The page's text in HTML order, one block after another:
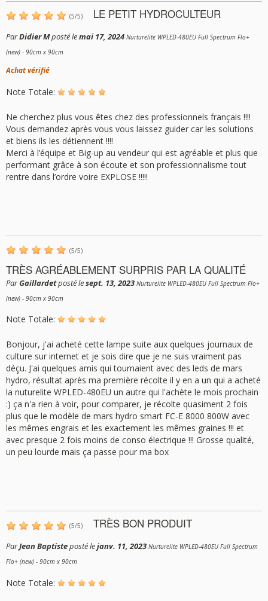
(5/5) LE PETIT HYDROCULTEUR
ParDidier Mposté lemai 17, 2024 Nurturelite WPLED-480EU Full Spectrum Flo+
(new) - 90cm x 90cm
Achat vérifié
Note Totale:
Ne cherchez plus vous êtes chez des professionnels français !!!!
Vous demandez après vous vous laissez guider car les solutions
et biens ils les détiennent !!!!
Merci à l’équipe et Big-up au vendeur qui est agréable et plus que
performant grâce à son écoute et son professionnalisme tout
rentre dans l’ordre voire EXPLOSE !!!!!
(5/5)
TRÈS AGRÉABLEMENT SURPRIS PAR LA QUALITÉ
ParGaillardetposté lesept. 13, 2023 Nurturelite WPLED-480EU Full Spectrum Flo+
(new) - 90cm x 90cm
Note Totale:
Bonjour, j'ai acheté cette lampe suite aux quelques journaux de
culture sur internet et je sois dire que je ne suis vraiment pas
déçu. J'ai quelques amis qui tournaient avec des leds de mars
hydro, résultat après ma première récolte il y en a un qui a acheté
la nuturelite WPLED-480EU un autre qui l'achète le mois prochain
:) ça n'a rien à voir, pour comparer, je récolte quasiment 2 fois
plus que le modèle de mars hydro smart FC-E 8000 800W avec
les mêmes engrais et les exactement les mêmes graines !!! et
avec presque 2 fois moins de conso électrique !!! Grosse qualité,
un peu lourde mais ça passe pour ma box
(5/5) TRÈS BON PRODUIT
ParJean Baptisteposté lejanv. 11, 2023 Nurturelite WPLED-480EU Full Spectrum
Flo+ (new) - 90cm x 90cm
Note Totale: